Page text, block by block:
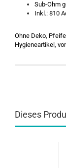
Sub-Ohm
Inkl.: 810
Ohne Deko,
Hygieneartikel,
Dieses